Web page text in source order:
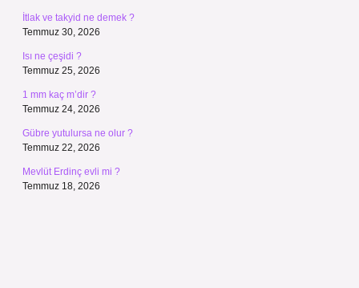
İtlak ve takyid ne demek ?
Temmuz 30, 2026
Isı ne çeşidi ?
Temmuz 25, 2026
1 mm kaç m’dir ?
Temmuz 24, 2026
Gübre yutulursa ne olur ?
Temmuz 22, 2026
Mevlüt Erdinç evli mi ?
Temmuz 18, 2026